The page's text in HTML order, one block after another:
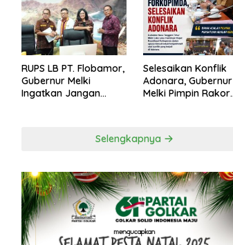
RUPS LB PT. Flobamor,
Gubernur Melki
Ingatkan Jangan
Selesaikan Konflik
Adonara, Gubernur
Melki Pimpin Rakor
Selengkapnya